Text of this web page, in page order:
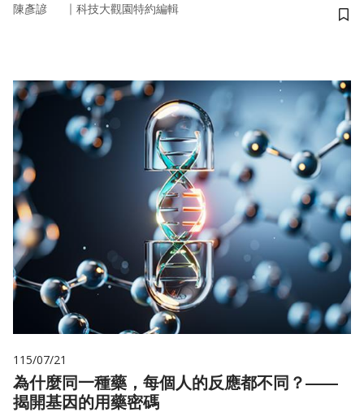
陳彥諺 ｜ 科技大觀園特約編輯
儲
115/07/21
為什麼同一種藥，每個人的反應都不同？——
揭開基因的用藥密碼